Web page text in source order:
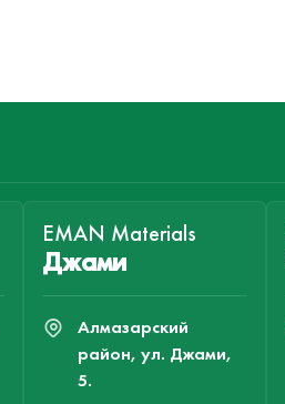
EMAN Materials
Джами
Алмазарский
район, ул. Джами,
5.